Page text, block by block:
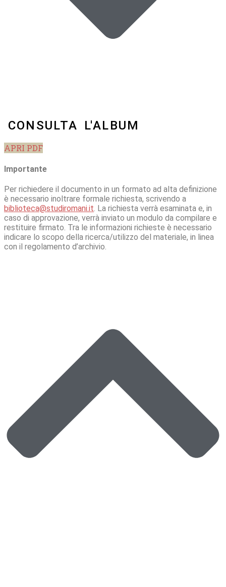
CONSULTA L'ALBUM
APRI PDF
Importante
Per richiedere il documento in un formato ad alta definizione
è necessario inoltrare formale richiesta, scrivendo a
biblioteca@studiromani.it. La richiesta verrà esaminata e, in
caso di approvazione, verrà inviato un modulo da compilare e
restituire firmato. Tra le informazioni richieste è necessario
indicare lo scopo della ricerca/utilizzo del materiale, in linea
con il regolamento d’archivio.